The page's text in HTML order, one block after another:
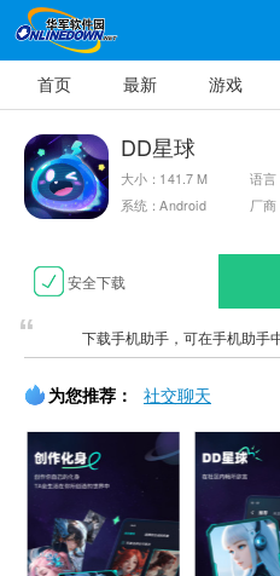
首页 最新 游戏
DD星球
大小：141.7 M 语言
系统：Android
厂商
安全下载
下载手机助手，可在手机助手
为您推荐： 社交聊天